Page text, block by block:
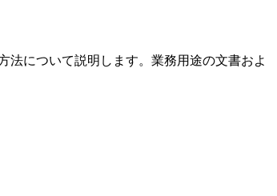
法について説明します。業務用途の文書およ